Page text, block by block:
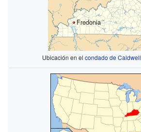
Fredonia
Ubicación en el condado de Caldwell